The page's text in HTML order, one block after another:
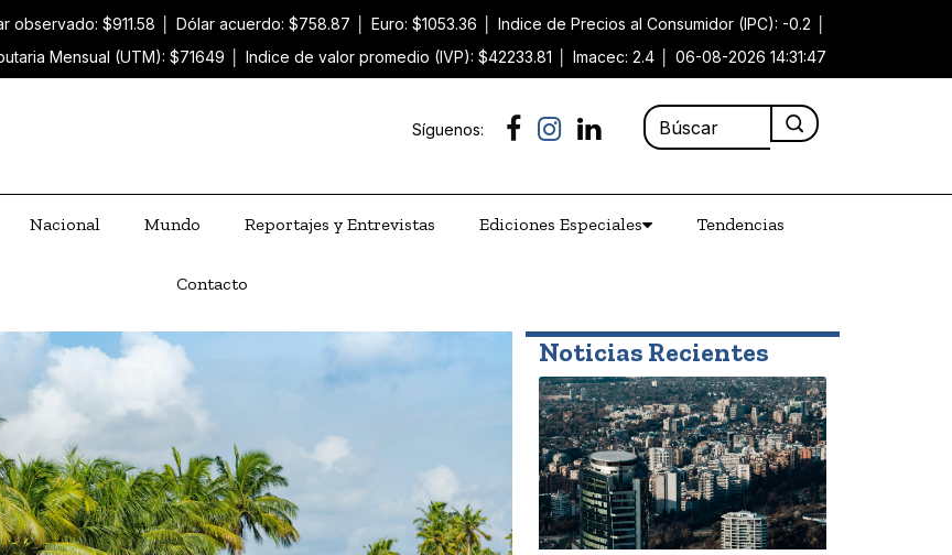
observado: $911.58 Dólar acuerdo: $758.87 Euro: $1053.36 Indice de Precios al Consumidor (IPC): -0.2
Mensual (UTM): $71649
Indice de valor promedio (IVP): $42233.81 Imacec: 2.4 06-08-2026 14:31:47
Síguenos:
Nacional Mundo Reportajes y Entrevistas Ediciones Especiales Tendencias
Contacto
Noticias Recientes